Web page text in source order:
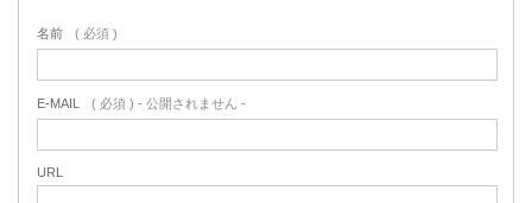
名前 ( 必須 )
E-MAIL ( 必須 ) - 公開されません -
URL